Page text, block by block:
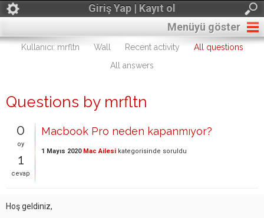
Giriş Yap | Kayıt ol
Menüyü göster
Kullanıcı: mrfltn Wall Recent activity
All questions
All answers
Questions by mrfltn
0
oy
1
cevap
Macbook Pro neden kapanmıyor?
1 Mayıs 2020 Mac Ailesi kategorisinde soruldu
Hoş geldiniz,